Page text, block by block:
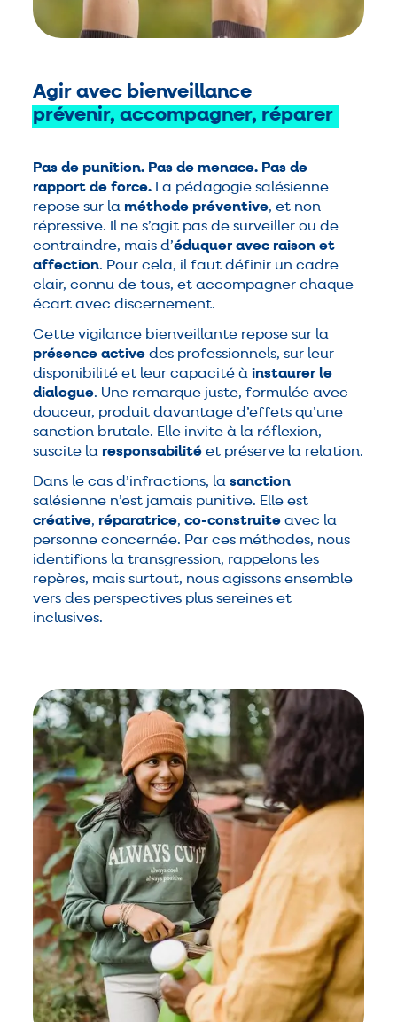
Agir avec bienveillance
prévenir, accompagner, réparer
Pas de punition. Pas de menace. Pas de
rapport de force. La pédagogie salésienne
repose sur la méthode préventive, et non
répressive. Il ne s’agit pas de surveiller ou de
contraindre, mais d’éduquer avec raison et
affection. Pour cela, il faut définir un cadre
clair, connu de tous, et accompagner chaque
écart avec discernement.
Cette vigilance bienveillante repose sur la
présence active des professionnels, sur leur
disponibilité et leur capacité àinstaurer le
dialogue. Une remarque juste, formulée avec
douceur, produit davantage d’effets qu’une
sanction brutale. Elle invite à la réflexion,
suscite la responsabilité et préserve la relation.
Dans le cas d’infractions, lasanction
salésienne n’est jamais punitive. Elle est
créative, réparatrice,co-construite avec la
personne concernée. Par ces méthodes, nous
identifions la transgression, rappelons les
repères, mais surtout, nous agissons ensemble
vers des perspectives plus sereines et
inclusives.